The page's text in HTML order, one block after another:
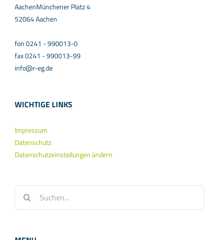
AachenMünchener Platz 4
52064 Aachen
fon 0241 - 990013-0
fax 0241 - 990013-99
info@r-eg.de
WICHTIGE LINKS
Impressum
Datenschutz
Datenschutzeinstellungen ändern
nach: